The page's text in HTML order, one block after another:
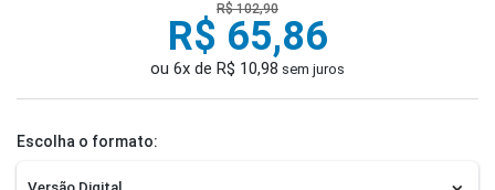
R$ 102,90
R$ 65,86
ou 6x de R$ 10,98 sem juros
Escolha o formato: